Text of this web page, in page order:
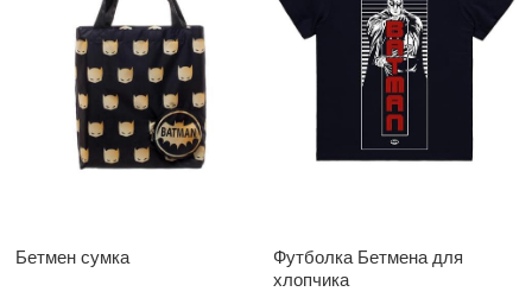
Бетмен сумка
Футболка Бетмена для
хлопчика